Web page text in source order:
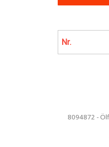
Nr.
8094872 -